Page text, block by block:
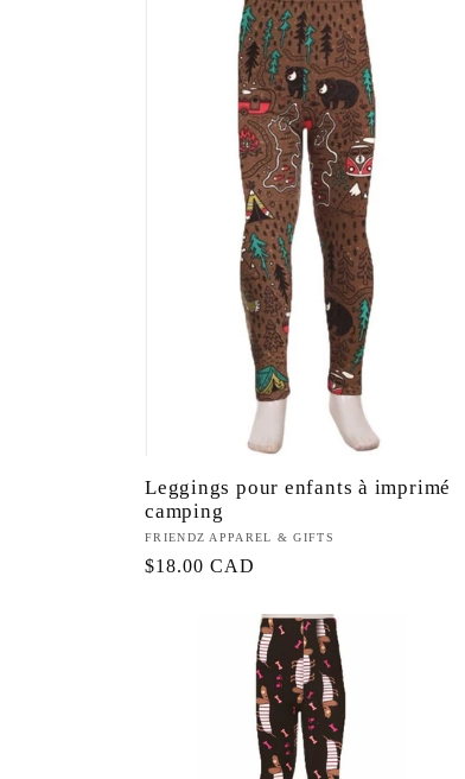
n
:
Leggings pour enfants à imprimé
camping
Fournisseur :
FRIENDZ APPAREL & GIFTS
Prix
$18.00 CAD